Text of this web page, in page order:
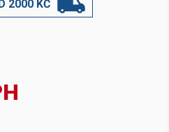
2000 KČ